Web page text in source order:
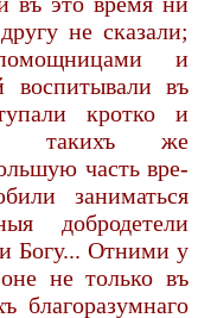
не сказали;
и
въ
кротко и
такихъ же
часть вре­
заниматься
добродетели
Богу... Отними у
не только въ
благоразумнаго